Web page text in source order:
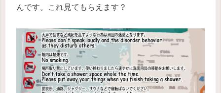
んです。これ見てもらえます？